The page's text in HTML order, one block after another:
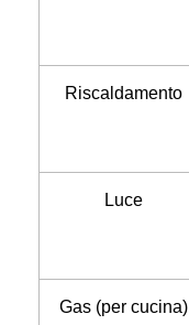
Riscaldamento
Luce
Gas (per cucina)